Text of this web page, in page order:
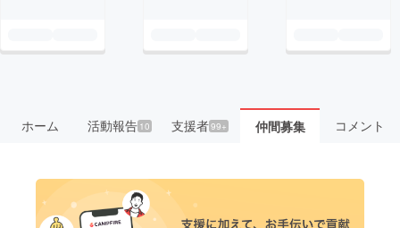
ホーム 活動報告10 支援者99+ 仲間募集 コメント